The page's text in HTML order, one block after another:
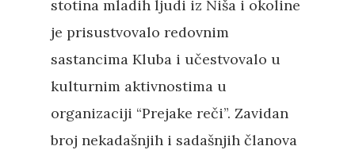
stotina mladih ljudi iz Niša i okoline
je prisustvovalo redovnim
sastancima Kluba i učestvovalo u
kulturnim aktivnostima u
organizaciji “Prejake reči”. Zavidan
broj nekadašnjih i sadašnjih članova